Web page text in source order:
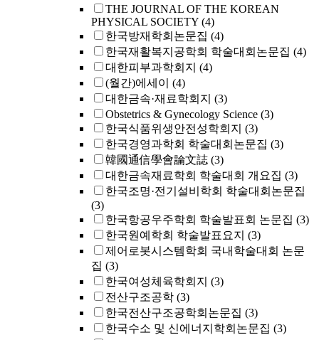
THE JOURNAL OF THE KOREAN
PHYSICAL SOCIETY (4)
한국방재학회논문집 (4)
한국재활복지공학회 학술대회논문집 (4)
대한피부과학회지 (4)
(월간)에세이
(4)
대한금속·재료학회지 (3)
Obstetrics & Gynecology Science (3)
한국식품위생안전성학회지 (3)
한국경영과학회 학술대회논문집 (3)
韓國通信學會論文誌 (3)
대한금속재료학회 학술대회 개요집 (3)
한국조명·전기설비학회 학술대회논문집
(3)
한국항공우주학회 학술발표회 논문집 (3)
한국원예학회 학술발표요지 (3)
제어로봇시스템학회 국내학술대회 논문
집 (3)
한국여성체육학회지 (3)
전산구조공학 (3)
한국전산구조공학회논문집 (3)
한국수소 및 신에너지학회논문집 (3)